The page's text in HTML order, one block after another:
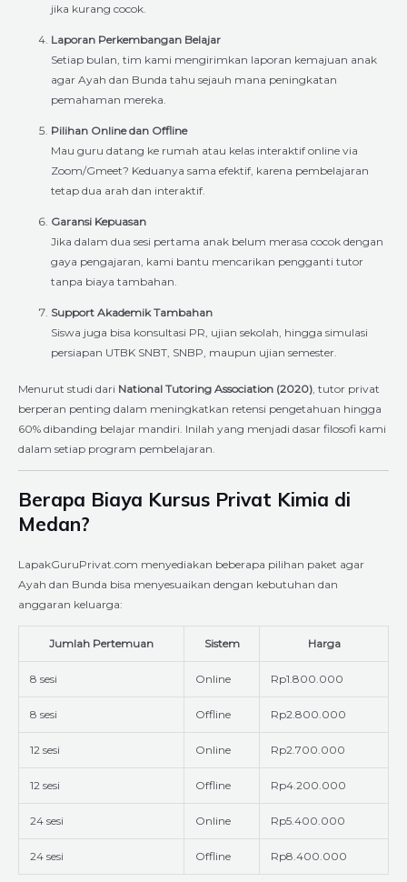
jika kurang cocok.
Laporan Perkembangan Belajar
Setiap bulan, tim kami mengirimkan laporan kemajuan anak
agar Ayah dan Bunda tahu sejauh mana peningkatan
pemahaman mereka.
Pilihan Online dan Offline
Mau guru datang ke rumah atau kelas interaktif online via
Zoom/Gmeet? Keduanya sama efektif, karena pembelajaran
tetap dua arah dan interaktif.
Garansi Kepuasan
Jika dalam dua sesi pertama anak belum merasa cocok dengan
gaya pengajaran, kami bantu mencarikan pengganti tutor
tanpa biaya tambahan.
Support Akademik Tambahan
Siswa juga bisa konsultasi PR, ujian sekolah, hingga simulasi
persiapan UTBK SNBT, SNBP, maupun ujian semester.
Menurut studi dari National Tutoring Association (2020) , tutor privat
berperan penting dalam meningkatkan retensi pengetahuan hingga
60% dibanding belajar mandiri. Inilah yang menjadi dasar filosofi kami
dalam setiap program pembelajaran.
Berapa Biaya Kursus Privat Kimia di
Medan?
LapakGuruPrivat.com menyediakan beberapa pilihan paket agar
Ayah dan Bunda bisa menyesuaikan dengan kebutuhan dan
anggaran keluarga:
Jumlah Pertemuan Sistem Harga
8 sesi Online Rp1.800.000
8 sesi Offline Rp2.800.000
12 sesi Online Rp2.700.000
12 sesi Offline Rp4.200.000
24 sesi Online Rp5.400.000
24 sesi Offline Rp8.400.000